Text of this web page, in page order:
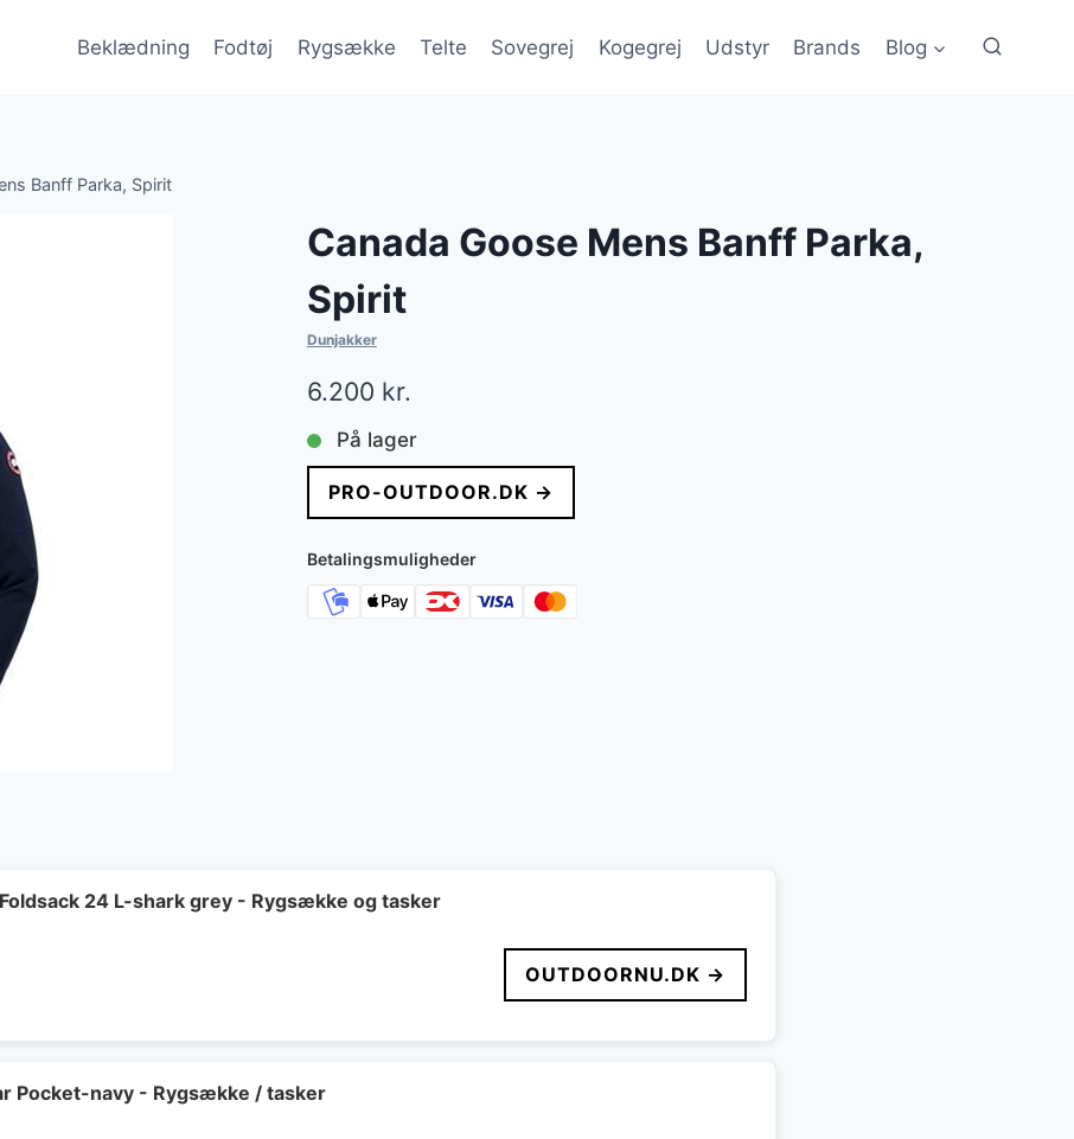
Beklædning Fodtøj Rygsække Telte Sovegrej Kogegrej Udstyr Brands Blog
Banff Parka, Spirit
Canada Goose Mens Banff Parka,
Spirit
Dunjakker
6.200 kr.
På lager
PRO-OUTDOOR.DK →
Betalingsmuligheder
24 L-shark grey - Rygsække og tasker
OUTDOORNU.DK →
Pocket-navy - Rygsække / tasker